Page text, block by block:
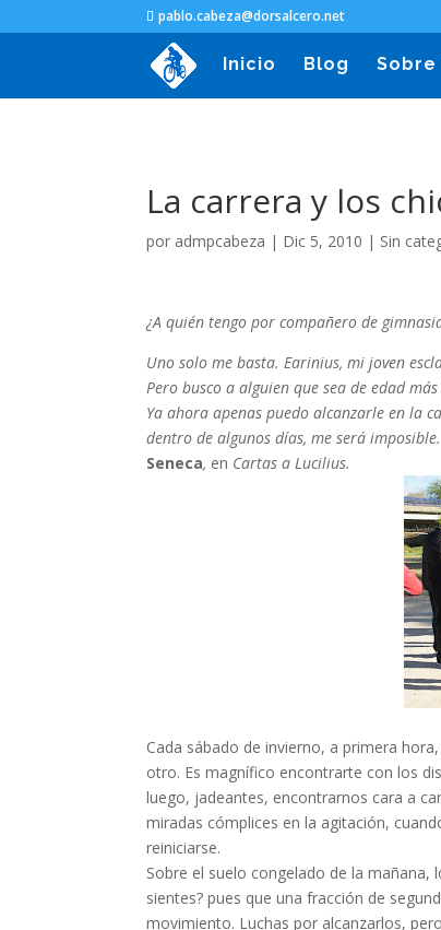
pablo.cabeza@dorsalcero.net
Inicio Blog Sobre
La carrera y los
por admpcabeza | Dic 5, 2010 | Sin
¿A quién tengo por compañero de
Uno solo me basta. Earinius, mi joven
Pero busco a alguien que sea de edad
Ya ahora apenas puedo alcanzarle en la
dentro de algunos días, me será imposible.
Seneca, en Cartas a Lucilius.
Cada sábado de invierno, a primera
otro. Es magnífico encontrarte con los
luego, jadeantes, encontrarnos cara a
miradas cómplices en la agitación,
reiniciarse.
Sobre el suelo congelado de la
sientes? pues que una fracción de
movimiento. Luchas por alcanzarlos,